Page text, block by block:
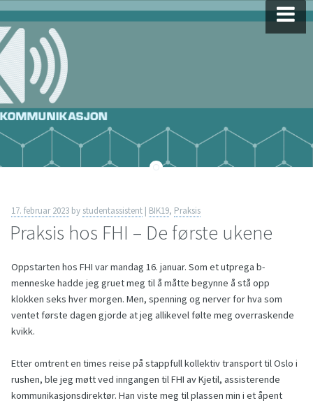
Skip
to
content
17. februar 2023 by studentassistent | BIK19, Praksis
Praksis hos FHI – De første ukene
Oppstarten hos FHI var mandag 16. januar. Som et utprega b-
menneske hadde jeg gruet meg til å måtte begynne å stå opp
klokken seks hver morgen. Men, spenning og nerver for hva som
ventet første dagen gjorde at jeg allikevel følte meg overraskende
kvikk.
Etter omtrent en times reise på stappfull kollektiv transport til Oslo i
rushen, ble jeg møtt ved inngangen til FHI av Kjetil, assisterende
kommunikasjonsdirektør. Han viste meg til plassen min i et åpent